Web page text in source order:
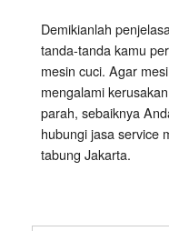
Demikianlah
tanda-tanda kamu
mesin cuci. Agar
mengalami
parah, sebaiknya
hubungi jasa service
tabung Jakarta.